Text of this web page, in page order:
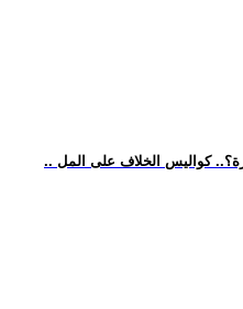
كواليس الخلاف على المل